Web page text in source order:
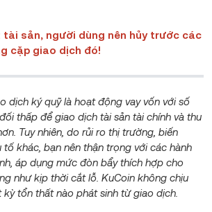
sản, người dùng nên hủy trước các
cặp giao dịch đó!
dịch ký quỹ là hoạt động vay vốn với số
thấp để giao dịch tài sản tài chính và thu
Tuy nhiên, do rủi ro thị trường, biến
tố khác, bạn nên thận trọng với các hành
áp dụng mức đòn bẩy thích hợp cho
như kịp thời cắt lỗ. KuCoin không chịu
tổn thất nào phát sinh từ giao dịch.